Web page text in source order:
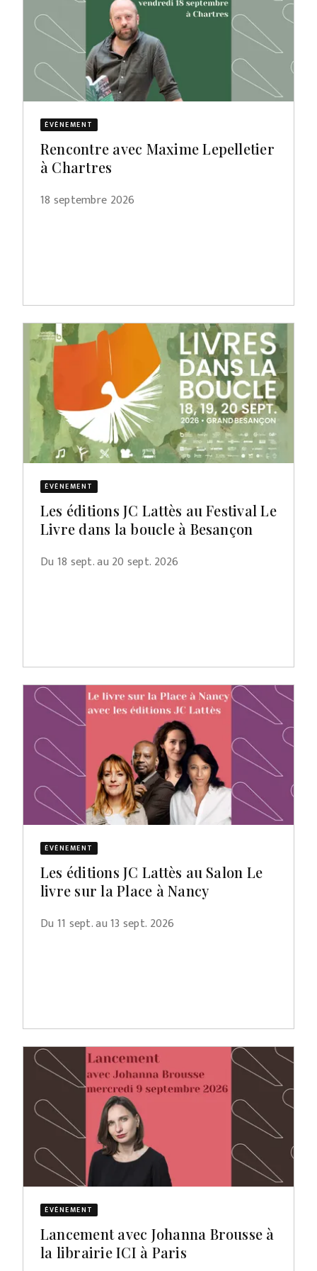
ÉVÈNEMENT
Rencontre avec Maxime Lepelletier
à Chartres
18 septembre 2026
ÉVÈNEMENT
Les éditions JC Lattès au Festival Le
Livre dans la boucle à Besançon
Du 18 sept. au 20 sept. 2026
ÉVÈNEMENT
Les éditions JC Lattès au Salon Le
livre sur la Place à Nancy
Du 11 sept. au 13 sept. 2026
ÉVÈNEMENT
Lancement avec Johanna Brousse à
la librairie ICI à Paris